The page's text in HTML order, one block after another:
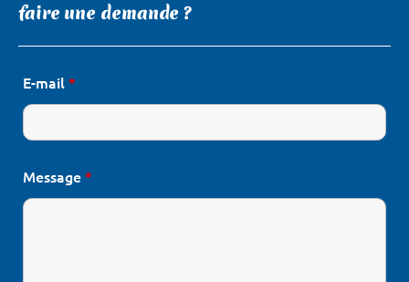
faire une demande ?
E-mail*
Message*